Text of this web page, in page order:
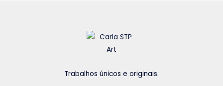
Trabalhos únicos e originais.